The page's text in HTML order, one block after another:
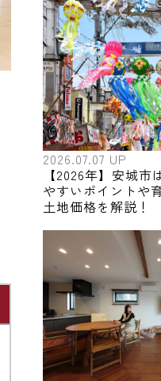
2026.07.07 UP
【2026年】安城
やすいポイントや
土地価格を解説！